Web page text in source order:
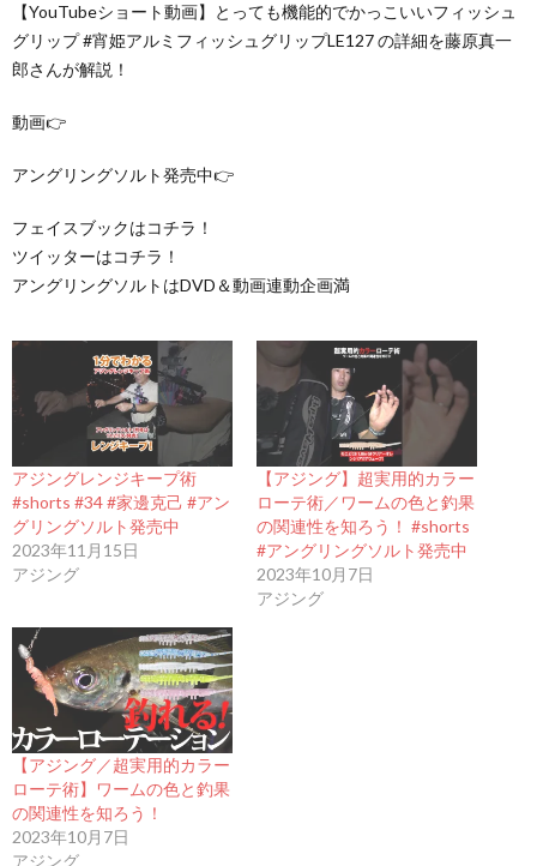
【YouTubeショート動画】とっても機能的でかっこいいフィッシュ
グリップ #宵姫アルミフィッシュグリップLE127 の詳細を藤原真一
郎さんが解説！
動画👉
アングリングソルト発売中👉
フェイスブックはコチラ！
ツイッターはコチラ！
アングリングソルトはDVD＆動画連動企画満
アジングレンジキープ術
#shorts #34 #家邊克己 #アン
グリングソルト発売中
2023年11月15日
アジング
【アジング】超実用的カラー
ローテ術／ワームの色と釣果
の関連性を知ろう！ #shorts
#アングリングソルト発売中
2023年10月7日
アジング
【アジング／超実用的カラー
ローテ術】ワームの色と釣果
の関連性を知ろう！
2023年10月7日
アジング